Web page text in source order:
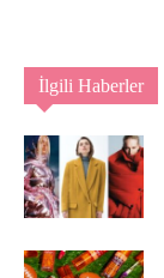
İlgili Haberler